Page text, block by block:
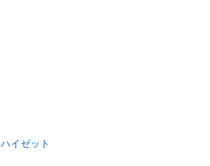
ハイゼット